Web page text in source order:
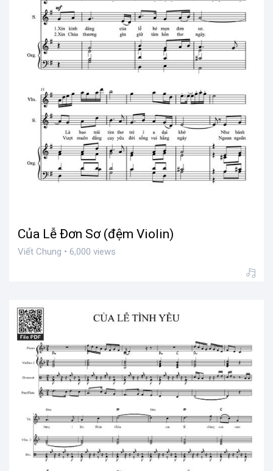
Của Lễ Đơn Sơ (đệm Violin)
Viết Chung • 6,000 views